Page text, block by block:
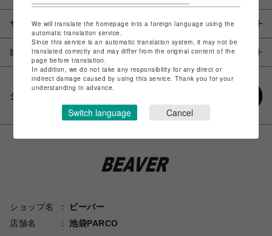
サイズ
注意事項
シェアする
ショップ名
ビーバー
店舗名
池袋PARCO
We will translate the homepage into a foreign language using the
automatic translation service.
Since this service is an automatic translation system, it may not be
translated correctly and may differ from the original content of the
page before translation.
In addition, we do not take any responsibility for any direct or
indirect damage caused by using this service. Thank you for your
understanding in advance.
Switch language Cancel